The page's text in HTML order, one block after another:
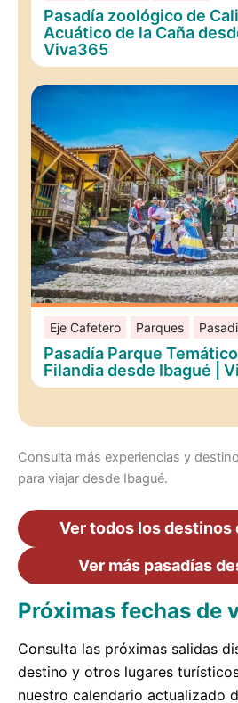
Pasadía zoológico de
Acuático de la Caña
Viva365
Eje Cafetero Parques
Pasadía Parque
Filandia desde Ibagué |
Consulta más experiencias y
para viajar desde Ibagué.
Ver todos los destinos
Ver más pasadías
Próximas fechas de
Consulta las próximas salidas
destino y otros lugares
nuestro calendario actualizado